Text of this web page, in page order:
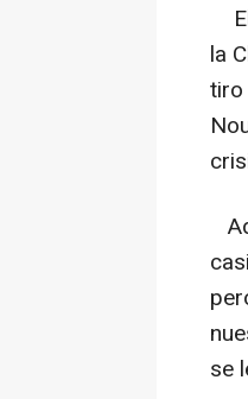
la
tiro
se